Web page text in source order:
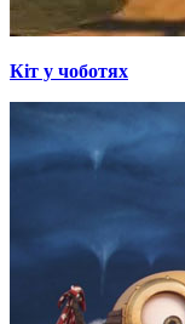
Кіт у чоботях